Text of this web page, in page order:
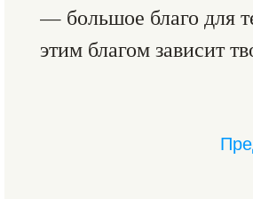
— большое благо для
этим благом зависит